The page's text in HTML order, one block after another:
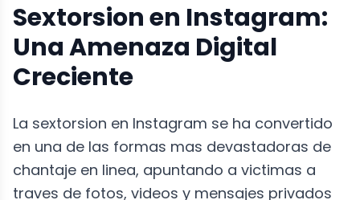
Sextorsion en Instagram:
Una Amenaza Digital
Creciente
La sextorsion en Instagram se ha convertido
en una de las formas mas devastadoras de
chantaje en linea, apuntando a victimas a
traves de fotos, videos y mensajes privados